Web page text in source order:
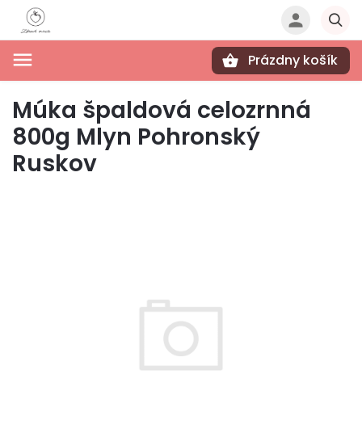
Prázdny košík
Múka špaldová celozrnná
800g Mlyn Pohronský
Ruskov